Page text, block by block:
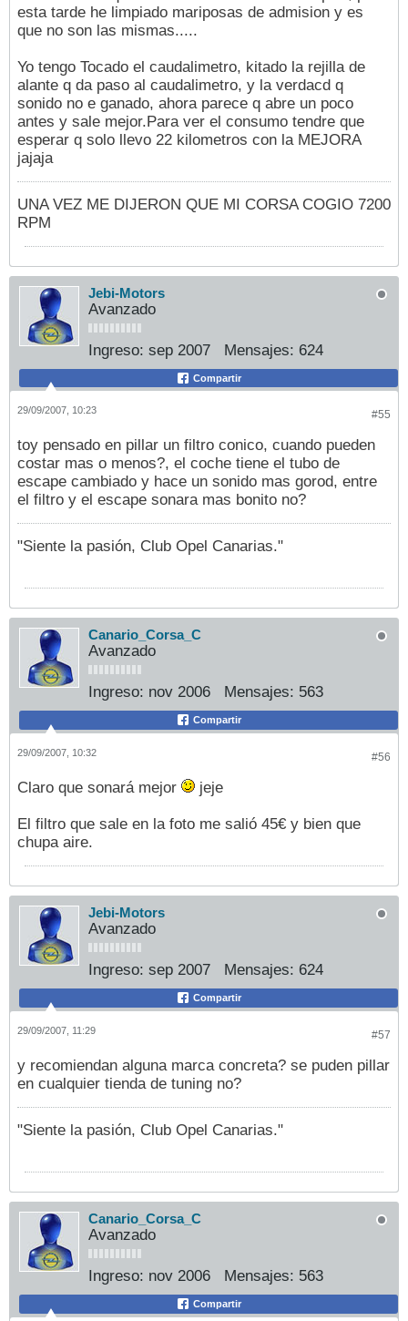
esta tarde he limpiado mariposas de admision y es
que no son las mismas.....
Yo tengo Tocado el caudalimetro, kitado la rejilla de
alante q da paso al caudalimetro, y la verdacd q
sonido no e ganado, ahora parece q abre un poco
antes y sale mejor.Para ver el consumo tendre que
esperar q solo llevo 22 kilometros con la MEJORA
jajaja
UNA VEZ ME DIJERON QUE MI CORSA COGIO 7200
RPM
Jebi-Motors
Avanzado
Ingreso: sep 2007 Mensajes: 624
Compartir
#55
29/09/2007, 10:23
toy pensado en pillar un filtro conico, cuando pueden
costar mas o menos?, el coche tiene el tubo de
escape cambiado y hace un sonido mas gorod, entre
el filtro y el escape sonara mas bonito no?
"Siente la pasión, Club Opel Canarias."
Canario_Corsa_C
Avanzado
Ingreso: nov 2006 Mensajes: 563
Compartir
#56
29/09/2007, 10:32
Claro que sonará mejor jeje
El filtro que sale en la foto me salió 45€ y bien que
chupa aire.
Jebi-Motors
Avanzado
Ingreso: sep 2007 Mensajes: 624
Compartir
#57
29/09/2007, 11:29
y recomiendan alguna marca concreta? se puden pillar
en cualquier tienda de tuning no?
"Siente la pasión, Club Opel Canarias."
Canario_Corsa_C
Avanzado
Ingreso: nov 2006 Mensajes: 563
Compartir